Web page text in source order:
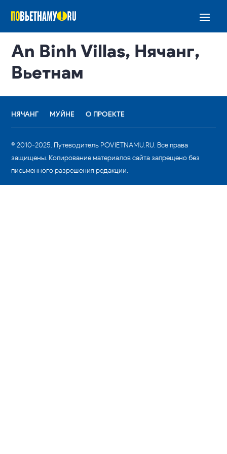
An Binh Villas, Нячанг,
Вьетнам
НЯЧАНГ МУЙНЕ О ПРОЕКТЕ
© 2010-2025. Путеводитель POVIETNAMU.RU. Все права
защищены. Копирование материалов сайта запрещено без
письменного разрешения редакции.